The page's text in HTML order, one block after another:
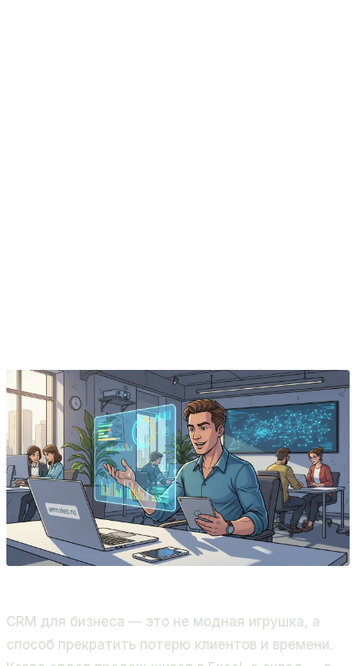
CRM для бизнеса — это не модная игрушка, а
способ прекратить потерю клиентов и времени.